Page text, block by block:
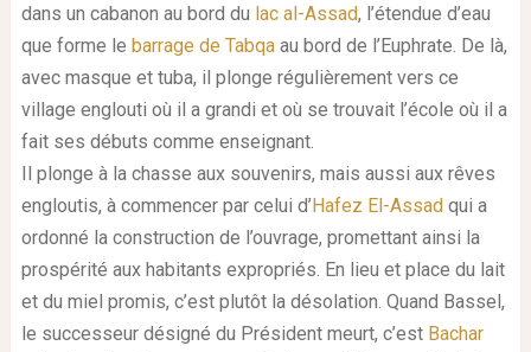
dans un cabanon au bord du lac al-Assad, l’étendue d’eau
que forme le barrage de Tabqaau bord de l’Euphrate. De là,
avec masque et tuba, il plonge régulièrement vers ce
village englouti où il a grandi et où se trouvait l’école où il a
fait ses débuts comme enseignant.
Il plonge à la chasse aux souvenirs, mais aussi aux rêves
engloutis, à commencer par celui d’Hafez El-Assadqui a
ordonné la construction de l’ouvrage, promettant ainsi la
prospérité aux habitants expropriés. En lieu et place du lait
et du miel promis, c’est plutôt la désolation. Quand Bassel,
le successeur désigné du Président meurt, c’est Bachar